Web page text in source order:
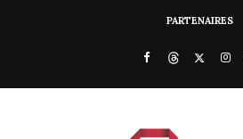
PARTENAIRES